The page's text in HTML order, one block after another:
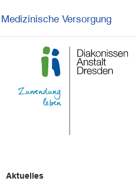
Medizinische Versorgung
Aktuelles